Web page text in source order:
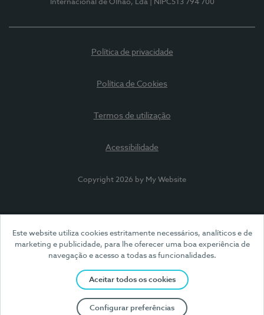
Este website utiliza cookies estritamente necessários, analíticos e de
marketing e publicidade, para lhe oferecer uma boa experiência de
navegação e acesso a todas as funcionalidades.
Aceitar todos os cookies
Configurar preferências
Internacional de Olhão, Lda
| NIPC513 794 700
Política de privacidade
Política de Cookies
Termos de utilização
Acessibilidade
Copyright 2026 by My Website